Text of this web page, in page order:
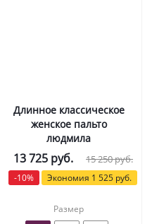
Длинное классическое
женское пальто
людмила
13 725 руб. 15 250руб.
-10% Экономия 1 525 руб.
Размер